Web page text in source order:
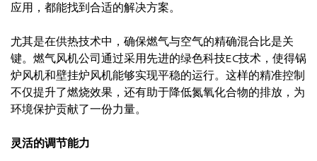
应用，都能找到合适的解决方案。
尤其是在供热技术中，确保燃气与空气的精确混合比是关
键。燃气风机公司通过采用先进的绿色科技EC技术，使得锅
炉风机和壁挂炉风机能够实现平稳的运行。这样的精准控制
不仅提升了燃烧效果，还有助于降低氮氧化合物的排放，为
环境保护贡献了一份力量。
灵活的调节能力